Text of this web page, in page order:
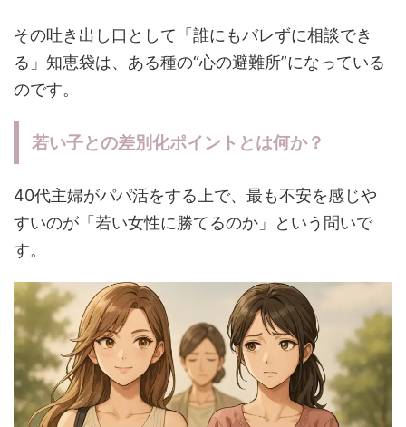
その吐き出し口として「誰にもバレずに相談でき
る」知恵袋は、ある種の“心の避難所”になっている
のです。
若い子との差別化ポイントとは何か？
40代主婦がパパ活をする上で、最も不安を感じや
すいのが「若い女性に勝てるのか」という問いで
す。